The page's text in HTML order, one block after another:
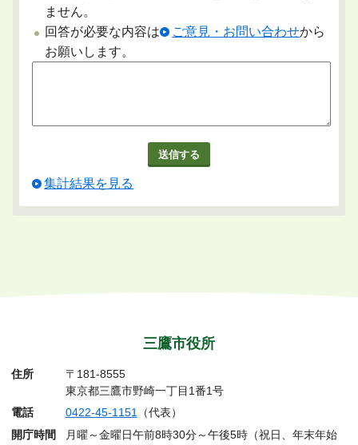
ません。
回答が必要な内容は
ご意見・お問い合わせから
お願いします。
集計結果を見る
三鷹市役所
住所
〒181-8555
東京都三鷹市野崎一丁目1番1号
電話
0422-45-1151（代表）
開庁時間
月曜～金曜日午前8時30分～午後5時（祝日、年末年始